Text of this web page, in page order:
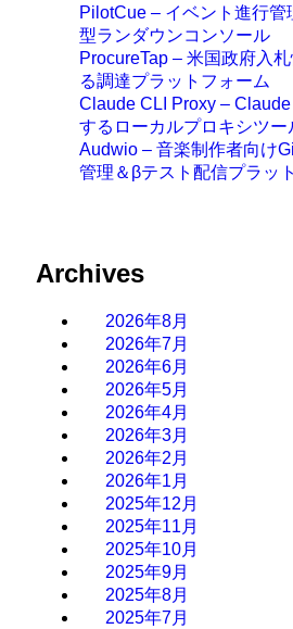
PilotCue – イベント進行管
型ランダウンコンソール
ProcureTap – 米国政府入
る調達プラットフォーム
Claude CLI Proxy –
するローカルプロキシツー
Audwio – 音楽制作者向け
管理＆βテスト配信プラッ
Archives
2026年8月
2026年7月
2026年6月
2026年5月
2026年4月
2026年3月
2026年2月
2026年1月
2025年12月
2025年11月
2025年10月
2025年9月
2025年8月
2025年7月